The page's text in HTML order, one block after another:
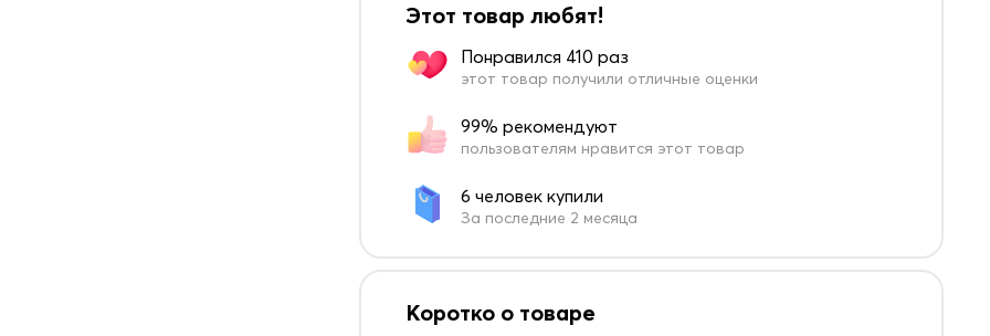
Этот товар любят!
Понравился 410 раз
этот товар получили отличные оценки
99% рекомендуют
пользователям нравится этот товар
6 человек купили
За последние 2 месяца
Коротко о товаре